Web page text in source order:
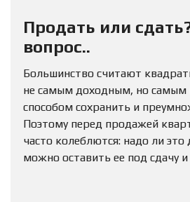
Продать или
вопрос..
Большинство считают
не самым доходным, но
способом сохранить и
Поэтому перед продажей
часто колеблются: надо ли это
можно оставить ее под сдачу и